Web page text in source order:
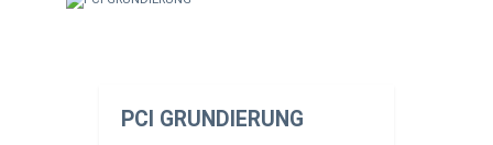
PCI GRUNDIERUNG